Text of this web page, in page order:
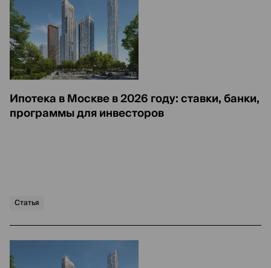
Ипотека в Москве в 2026 году: ставки, банки,
программы для инвесторов
Статья